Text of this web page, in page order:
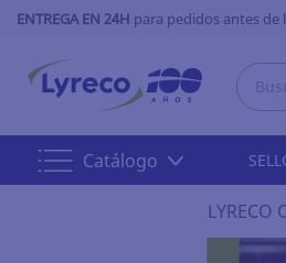
ENTREGA EN 24H para pedidos antes de
Catálogo
LYRECO